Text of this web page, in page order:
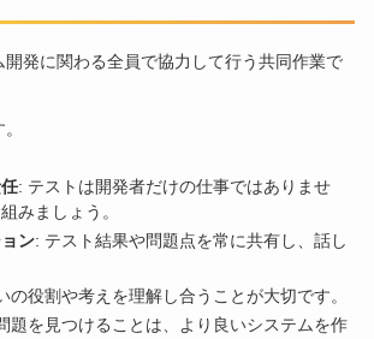
開発に関わる全員で協力して行う共同作業で
: テストは開発者だけの仕事ではありませ
みましょう。
ン: テスト結果や問題点を常に共有し、話し
の役割や考えを理解し合うことが大切です。
題を見つけることは、より良いシステムを作